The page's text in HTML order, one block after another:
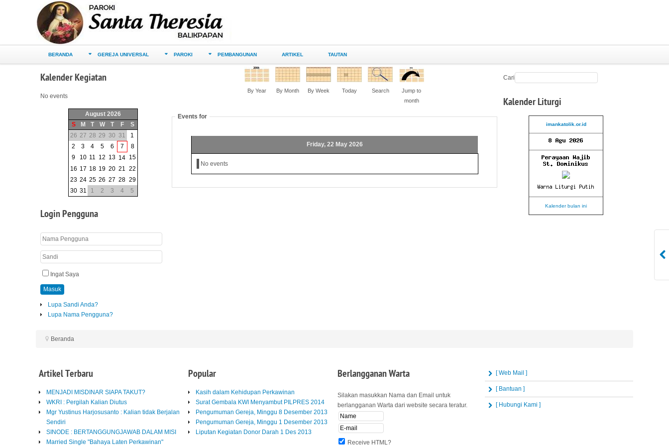
BERANDA GEREJA UNIVERSAL PAROKI PEMBANGUNAN ARTIKEL TAUTAN
Kalender Kegiatan
No events
August 2026
S
M T W T F
S
26 27 28 29 30 31
1
2
3 4 5 6 7
8
9
10 11 12 13 14 15
16 17 18 19 20 21 22
23 24 25 26 27 28 29
30 31 1 2 3 4 5
Login Pengguna
Ingat Saya
Masuk
Lupa Sandi Anda?
Lupa Nama Pengguna?
By Year By Month By Week Today Search
Jump to
month
Events for
Friday, 22 May 2026
No events
Cari
Kalender Liturgi
imankatolik.or.id
Kalender bulan ini
Beranda
ArtikelTerbaru
MENJADI MISDINAR SIAPA TAKUT?
WKRI : Pergilah Kalian Diutus
Mgr Yustinus Harjosusanto : Kalian tidak Berjalan
Sendiri
SINODE : BERTANGGUNGJAWAB DALAM MISI
Married Single "Bahaya Laten Perkawinan"
Popular
Kasih dalam Kehidupan Perkawinan
Surat Gembala KWI Menyambut PILPRES 2014
Pengumuman Gereja, Minggu 8 Desember 2013
Pengumuman Gereja, Minggu 1 Desember 2013
Liputan Kegiatan Donor Darah 1 Des 2013
BerlanggananWarta
Silakan masukkan Nama dan Email untuk
berlangganan Warta dari website secara teratur.
Receive HTML?
[ Web Mail ]
[ Bantuan ]
[ Hubungi Kami ]